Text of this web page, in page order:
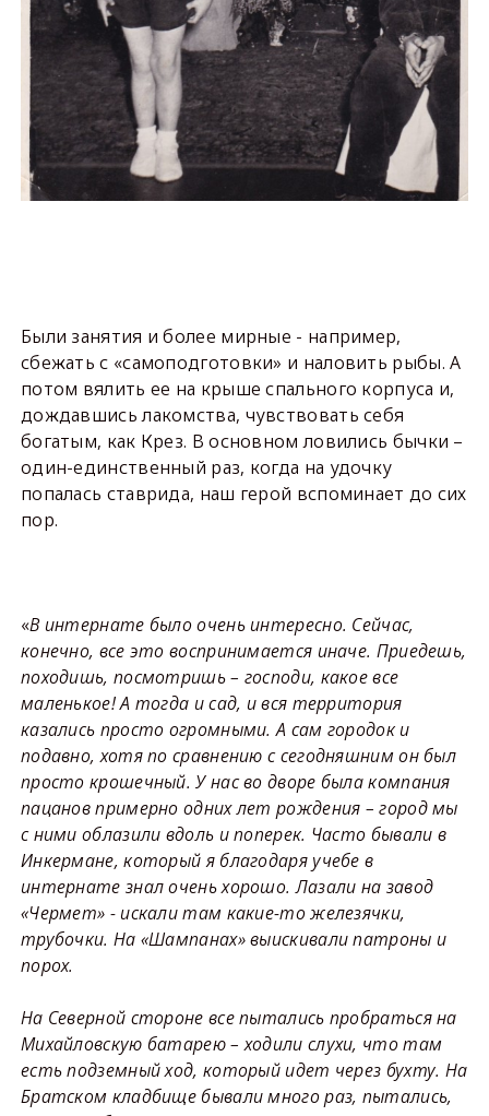
Были занятия и более мирные - например,
сбежать с «самоподготовки» и наловить рыбы. А
потом вялить ее на крыше спального корпуса и,
дождавшись лакомства, чувствовать себя
богатым, как Крез. В основном ловились бычки –
один-единственный раз, когда на удочку
попалась ставрида, наш герой вспоминает до сих
пор.
«В интернате было очень интересно. Сейчас,
конечно, все это воспринимается иначе. Приедешь,
походишь, посмотришь – господи, какое все
маленькое! А тогда и сад, и вся территория
казались просто огромными. А сам городок и
подавно, хотя по сравнению с сегодняшним он был
просто крошечный. У нас во дворе была компания
пацанов примерно одних лет рождения – город мы
с ними облазили вдоль и поперек. Часто бывали в
Инкермане, который я благодаря учебе в
интернате знал очень хорошо. Лазали на завод
«Чермет» - искали там какие-то железячки,
трубочки. На «Шампанах» выискивали патроны и
порох.
На Северной стороне все пытались пробраться на
Михайловскую батарею – ходили слухи, что там
есть подземный ход, который идет через бухту. На
Братском кладбище бывали много раз, пытались,